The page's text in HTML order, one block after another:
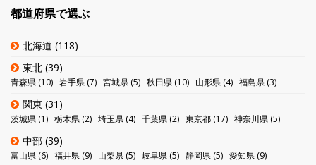
都道府県で選ぶ
北海道 (118)
東北 (39)
青森県 (10) 岩手県 (7) 宮城県 (5) 秋田県 (10) 山形県 (4) 福島県 (3)
関東 (31)
茨城県 (1) 栃木県 (2) 埼玉県 (4) 千葉県 (2) 東京都 (17) 神奈川県 (5)
中部 (39)
富山県 (6) 福井県 (9) 山梨県 (5) 岐阜県 (5) 静岡県 (5) 愛知県 (9)